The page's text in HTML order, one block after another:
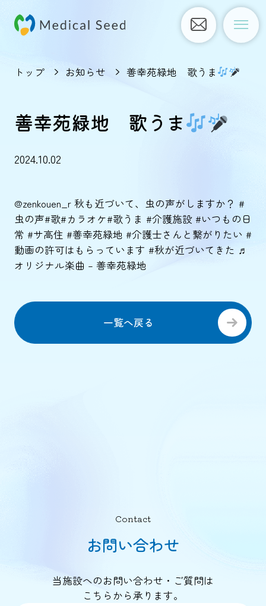
トップ お知らせ 善幸苑緑地 歌うま
善幸苑緑地 歌うま
2024.10.02
@zenkouen_r秋も近づいて、虫の声がしますか？ #
虫の声#歌#カラオケ#歌うま #介護施設 #いつもの日
常 #サ高住 #善幸苑緑地 #介護士さんと繋がりたい #
動画の許可はもらっています #秋が近づいてきた ♬
オリジナル楽曲 – 善幸苑緑地
一覧へ戻る
Contact
お問い合わせ
当施設へのお問い合わせ・ご質問は
こちらから承ります。